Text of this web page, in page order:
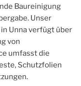
Baureinigung
Unser
Unna verfügt über
von
umfasst die
Schutzfolien